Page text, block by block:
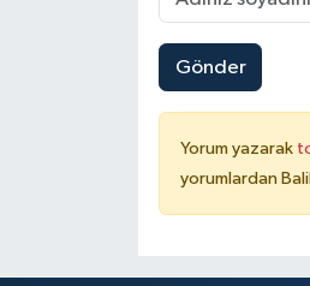
Gönder
Yorum yazarak
yorumlardan